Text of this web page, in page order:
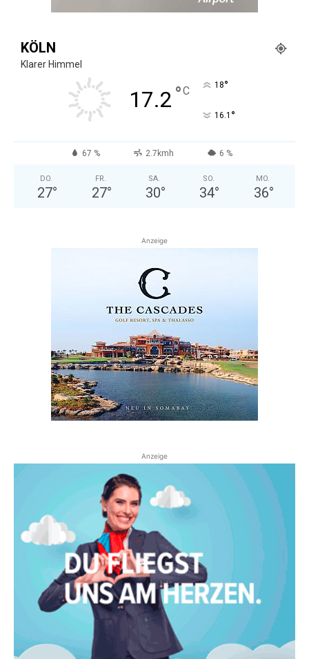
KÖLN
Klarer Himmel
17.2 °C 18°
16.1 °
67 % 2.7kmh 6 %
DO.
27°
FR.
27°
SA.
30°
SO.
34°
MO.
36°
Anzeige
Anzeige